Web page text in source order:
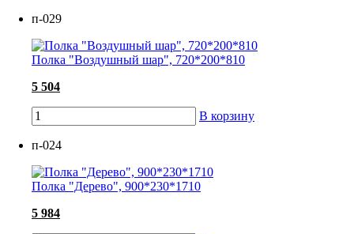
п-029
Полка "Воздушный шар", 720*200*810
5 504
В корзину
п-024
Полка "Дерево", 900*230*1710
5 984